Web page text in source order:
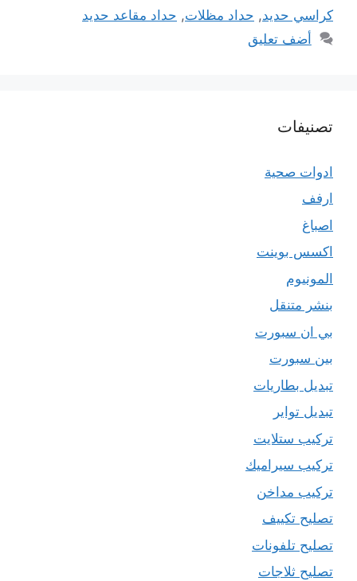
كراسي حديد, حداد مظلات, حداد مقاعد حديد
أضف تعليق
تصنيفات
ادوات صحية
ارفف
اصباغ
اكسس بوينت
المونيوم
بنشر متنقل
بي ان سبورت
بين سبورت
تبديل بطاريات
تبديل تواير
تركيب ستلايت
تركيب سيراميك
تركيب مداخن
تصليح تكييف
تصليح تلفونات
تصليح ثلاجات